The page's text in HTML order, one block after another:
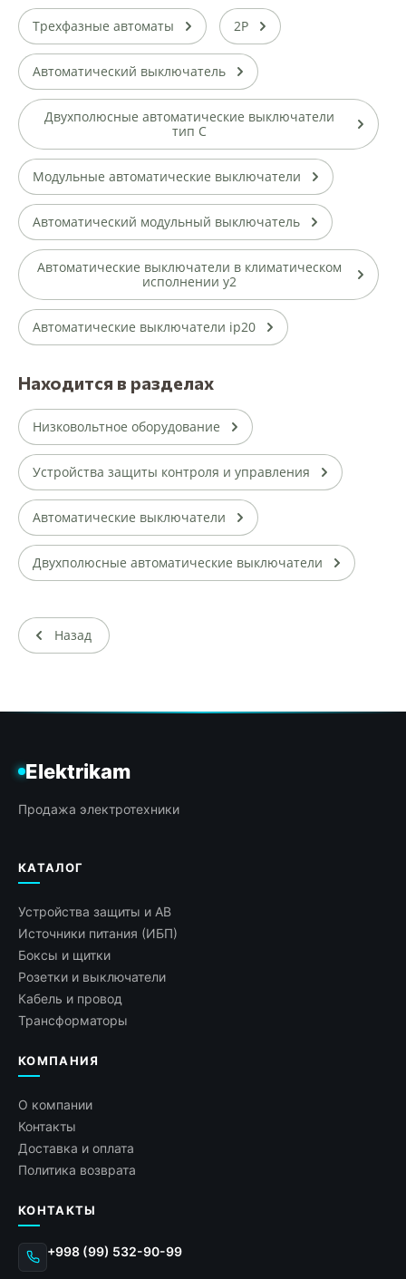
Трехфазные автоматы 2P
Автоматический выключатель
Двухполюсные автоматические выключатели
тип С
Модульные автоматические выключатели
Автоматический модульный выключатель
Автоматические выключатели в климатическом
исполнении у2
Автоматические выключатели ip20
Находится в разделах
Низковольтное оборудование
Устройства защиты контроля и управления
Автоматические выключатели
Двухполюсные автоматические выключатели
Назад
Elektrikam
Продажа электротехники
КАТАЛОГ
Устройства защиты и АВ
Источники питания (ИБП)
Боксы и щитки
Розетки и выключатели
Кабель и провод
Трансформаторы
КОМПАНИЯ
О компании
Контакты
Доставка и оплата
Политика возврата
КОНТАКТЫ
+998 (99) 532-90-99